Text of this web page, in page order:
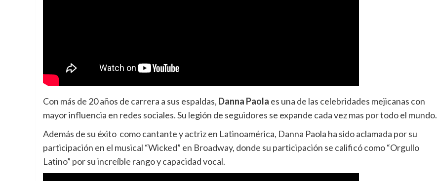
Con más de 20 años de carrera a sus espaldas, Danna Paola es una de las celebridades mejicanas con
mayor influencia en redes sociales. Su legión de seguidores se expande cada vez mas por todo el mundo.
Además de su éxito como cantante y actriz en Latinoamérica, Danna Paola ha sido aclamada por su
participación en el musical “Wicked” en Broadway, donde su participación se calificó como “Orgullo
Latino” por su increíble rango y capacidad vocal.